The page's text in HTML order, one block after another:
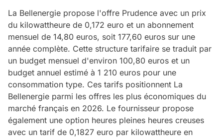
La Bellenergie propose l'offre Prudence avec un prix
du kilowattheure de 0,172 euro et un abonnement
mensuel de 14,80 euros, soit 177,60 euros sur une
année complète. Cette structure tarifaire se traduit par
un budget mensuel d'environ 100,80 euros et un
budget annuel estimé à 1 210 euros pour une
consommation type. Ces tarifs positionnent La
Bellenergie parmi les offres les plus économiques du
marché français en 2026. Le fournisseur propose
également une option heures pleines heures creuses
avec un tarif de 0,1827 euro par kilowattheure en